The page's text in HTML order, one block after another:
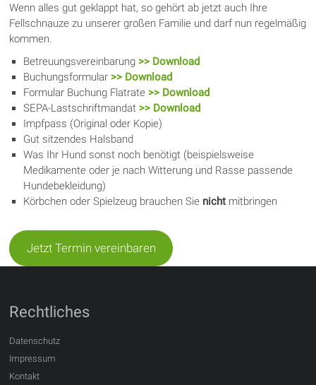
Wenn alles gut geklappt hat, so gehört ab jetzt auch Ihre
Fellschnauze zu unserer großen Familie und darf nun regelmäßig
kommen.
Betreuungsvereinbarung >> Download
Buchungsformular >> Download
Formular Buchung Flatrate >> Download
SEPA-Lastschriftmandat >> Download
Impfpass (Original oder Kopie)
Gut sitzendes Halsband
Was Ihr Hund sonst noch benötigt (beispielsweise
Medikamente oder je nach Witterung und Rasse passende
Hundebekleidung)
Körbchen oder Spielzeug brauchen Sie nicht mitbringen
Jetzt Termin vereinbaren
Rechtliches
Datenschutz
Impressum
Kontakt